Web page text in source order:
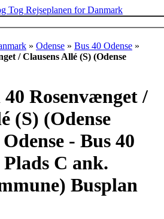
Tog Rejseplanen for Danmark
» Odense » Bus 40 Odense »
/ Clausens Allé (S) (Odense
Rosenvænget /
(S) (Odense
- Bus 40
C ank.
Busplan